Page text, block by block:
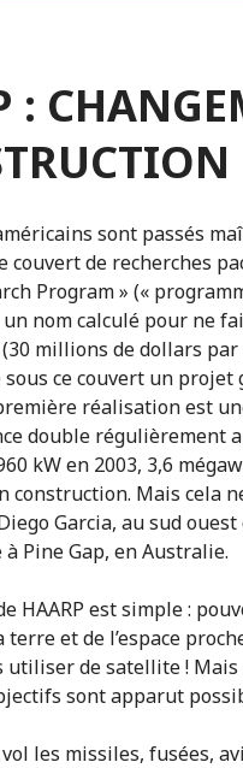
:
sont passés
couvert de recherches
Program » («
nom calculé pour ne
millions de dollars
ce couvert un
réalisation est
double régulièrement
kW en 2003, 3,6
construction. Mais cela
Garcia, au sud
Pine Gap, en Australie.
HAARP est simple :
et de l’espace
utiliser de satellite !
sont apparut
les missiles, fusées,